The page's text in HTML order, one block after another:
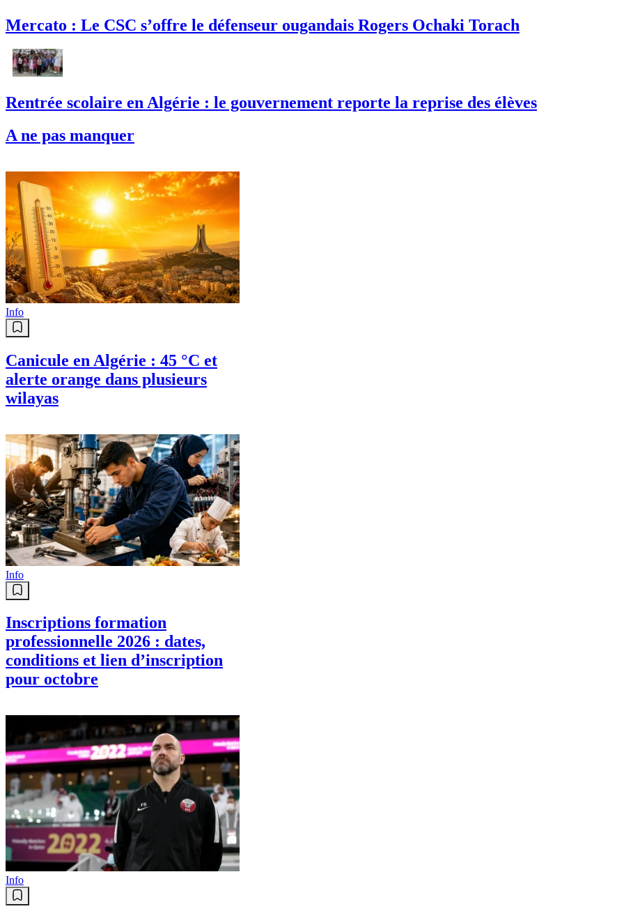
Mercato : Le CSC s’offre le défenseur ougandais Rogers Ochaki Torach
Rentrée scolaire en Algérie : le gouvernement reporte la reprise des élèves
A ne pas manquer
Info
Canicule en Algérie : 45 °C et
alerte orange dans plusieurs
wilayas
Info
Inscriptions formation
professionnelle 2026 : dates,
conditions et lien d’inscription
pour octobre
Info